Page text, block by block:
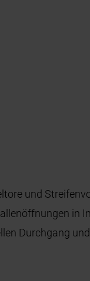
und
in
Durchgang